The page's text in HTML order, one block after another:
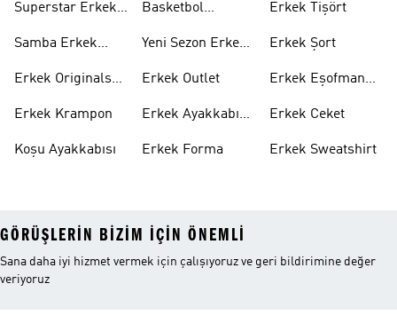
Superstar Erkek
Samba Erkek
Erkek Originals
Erkek Krampon
Koşu Ayakkabısı
Basketbol
Yeni Sezon Erkek
Erkek Outlet
Erkek Ayakkabı
Erkek Forma
Erkek Tişört
Erkek Şort
Erkek Eşofman
Erkek Ceket
Erkek Sweatshirt
GÖRÜŞLERIN BIZIM IÇIN ÖNEMLI
Sana daha iyi hizmet vermek için çalışıyoruz ve geri bildirimine değer
veriyoruz